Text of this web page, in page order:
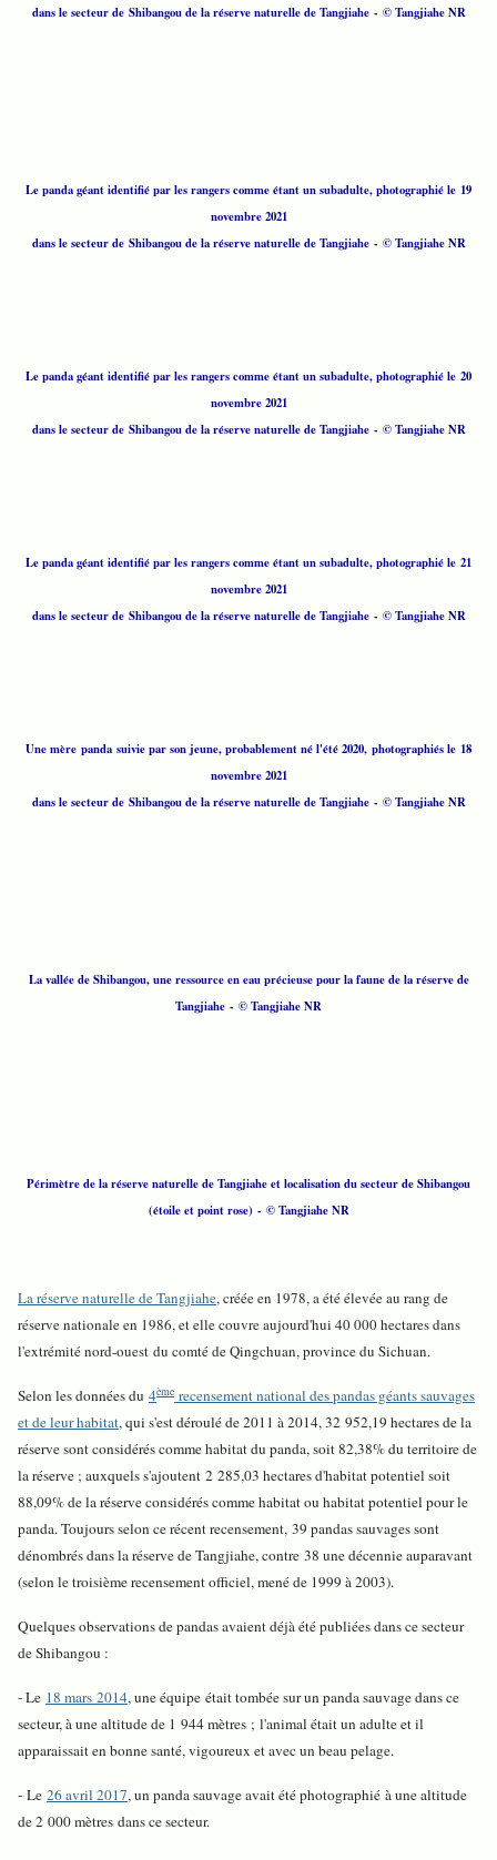
dans le secteur de Shibangou de la réserve naturelle de Tangjiahe - © Tangjiahe NR
Le panda géant identifié par les rangers comme étant un subadulte, photographié le 19
novembre 2021
dans le secteur de Shibangou de la réserve naturelle de Tangjiahe - © Tangjiahe NR
Le panda géant identifié par les rangers comme étant un subadulte, photographié le 20
novembre 2021
dans le secteur de Shibangou de la réserve naturelle de Tangjiahe - © Tangjiahe NR
Le panda géant identifié par les rangers comme étant un subadulte, photographié le 21
novembre 2021
dans le secteur de Shibangou de la réserve naturelle de Tangjiahe - © Tangjiahe NR
Une mère panda suivie par son jeune, probablement né l'été 2020, photographiés le 18
novembre 2021
dans le secteur de Shibangou de la réserve naturelle de Tangjiahe - © Tangjiahe NR
La vallée de Shibangou, une ressource en eau précieuse pour la faune de la réserve de
Tangjiahe - © Tangjiahe NR
Périmètre de la réserve naturelle de Tangjiahe et localisation du secteur de Shibangou
(étoile et point rose) - © Tangjiahe NR
La réserve naturelle de Tangjiahe, créée en 1978, a été élevée au rang de
réserve nationale en 1986, et elle couvre aujourd'hui 40 000 hectares dans
l'extrémité nord-ouest du comté de Qingchuan, province du Sichuan.
Selon les données du 4ème recensement national des pandas géants sauvages
et de leur habitat, qui s'est déroulé de 2011 à 2014, 32 952,19 hectares de la
réserve sont considérés comme habitat du panda, soit 82,38% du territoire de
la réserve ; auxquels s'ajoutent 2 285,03 hectares d'habitat potentiel soit
88,09% de la réserve considérés comme habitat ou habitat potentiel pour le
panda. Toujours selon ce récent recensement, 39 pandas sauvages sont
dénombrés dans la réserve de Tangjiahe, contre 38 une décennie auparavant
(selon le troisième recensement officiel, mené de 1999 à 2003).
Quelques observations de pandas avaient déjà été publiées dans ce secteur
de Shibangou :
- Le 18 mars 2014, une équipe était tombée sur un panda sauvage dans ce
secteur, à une altitude de 1 944 mètres ; l'animal était un adulte et il
apparaissait en bonne santé, vigoureux et avec un beau pelage.
- Le 26 avril 2017, un panda sauvage avait été photographié à une altitude
de 2 000 mètres dans ce secteur.